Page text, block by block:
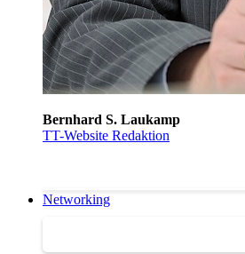
Bernhard S. Laukamp
TT-Website Redaktion
Networking